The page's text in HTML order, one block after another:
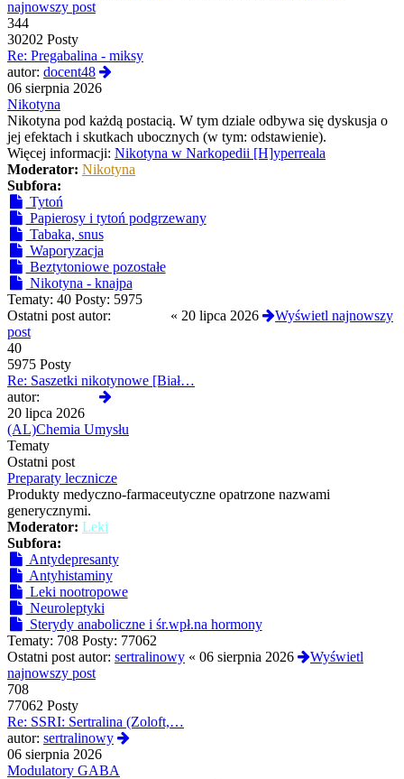
najnowszy post
344
30202 Posty
Re: Pregabalina - miksy
autor: docent48
06 sierpnia 2026
Nikotyna
Nikotyna pod każdą postacią. W tym dziale odbywa się dyskusja o
jej efektach i skutkach ubocznych (w tym: odstawienie).
Więcej informacji: Nikotyna w Narkopedii [H]yperreala
Moderator: Nikotyna
Subfora:
Tytoń
Papierosy i tytoń podgrzewany
Tabaka, snus
Waporyzacja
Beztytoniowe pozostałe
Nikotyna - knajpa
Tematy: 40 Posty: 5975
Ostatni post autor:
« 20 lipca 2026
Wyświetl najnowszy
post
40
5975 Posty
Re: Saszetki nikotynowe [Biał…
autor:
post
20 lipca 2026
(AL)Chemia Umysłu
Tematy
Ostatni post
Preparaty lecznicze
Produkty medyczno-farmaceutyczne opatrzone nazwami
generycznymi.
Moderator: Leki
Subfora:
Antydepresanty
Antyhistaminy
Leki nootropowe
Neuroleptyki
Sterydy anaboliczne i śr.wpł.na hormony
Tematy: 708 Posty: 77062
Ostatni post autor: sertralinowy « 06 sierpnia 2026
Wyświetl
najnowszy post
708
77062 Posty
Re: SSRI: Sertralina (Zoloft,…
autor: sertralinowy
06 sierpnia 2026
Modulatory GABA